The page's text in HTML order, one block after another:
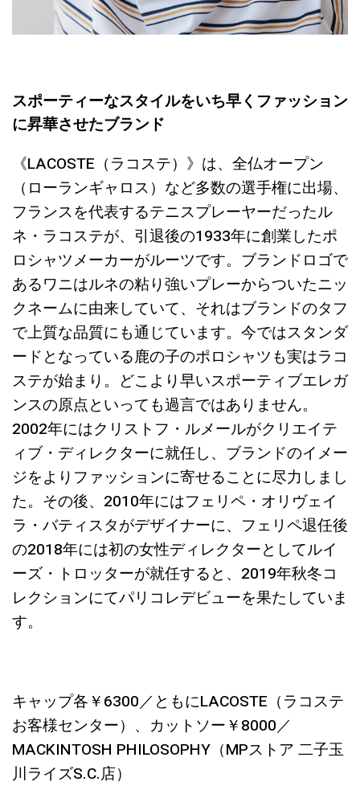
スポーティーなスタイルをいち早くファッション
に昇華させたブランド
《LACOSTE（ラコステ）》は、全仏オープン
（ローランギャロス）など多数の選手権に出場、
フランスを代表するテニスプレーヤーだったル
ネ・ラコステが、引退後の1933年に創業したポ
ロシャツメーカーがルーツです。ブランドロゴで
あるワニはルネの粘り強いプレーからついたニッ
クネームに由来していて、それはブランドのタフ
で上質な品質にも通じています。今ではスタンダ
ードとなっている鹿の子のポロシャツも実はラコ
ステが始まり。どこより早いスポーティブエレガ
ンスの原点といっても過言ではありません。
2002年にはクリストフ・ルメールがクリエイテ
ィブ・ディレクターに就任し、ブランドのイメー
ジをよりファッションに寄せることに尽力しまし
た。その後、2010年にはフェリペ・オリヴェイ
ラ・バティスタがデザイナーに、フェリペ退任後
の2018年には初の女性ディレクターとしてルイ
ーズ・トロッターが就任すると、2019年秋冬コ
レクションにてパリコレデビューを果たしていま
す。
キャップ各￥6300／ともにLACOSTE（ラコステ
お客様センター）、カットソー￥8000／
MACKINTOSH PHILOSOPHY（MPストア 二子玉
川ライズS.C.店）